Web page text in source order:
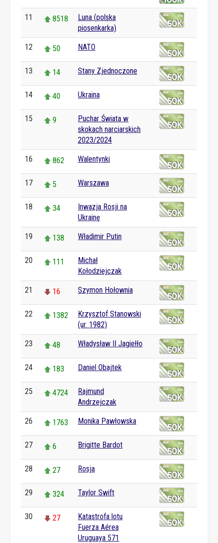
11 8518
Luna (polska
piosenkarka)
12 50 NATO
13 14 Stany Zjednoczone
14 40 Ukraina
15 9
Puchar Świata w
skokach narciarskich
2023/2024
16 862 Walentynki
17 5 Warszawa
18 34
Inwazja Rosji na
Ukrainę
19 138 Władimir Putin
20 111
Michał
Kołodziejczak
21 16 Szymon Hołownia
22 1382
Krzysztof Stanowski
(ur. 1982)
23 48 Władysław II Jagiełło
24 183 Daniel Obajtek
25 4724
Rajmund
Andrzejczak
26 1763 Monika Pawłowska
27 6 Brigitte Bardot
28 27 Rosja
29 324 Taylor Swift
30 27
Katastrofa lotu
Fuerza Aérea
Uruguaya 571